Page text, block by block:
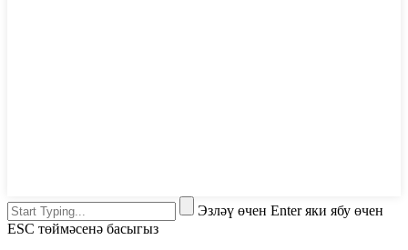
Эзләү өчен Enter яки ябу өчен
ESC төймәсенә басыгыз